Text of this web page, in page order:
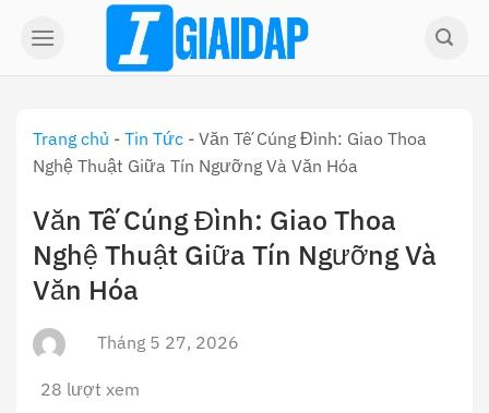
Trang chủ - Tin Tức - Văn Tế Cúng Đình: Giao Thoa
Nghệ Thuật Giữa Tín Ngưỡng Và Văn Hóa
Văn Tế Cúng Đình: Giao Thoa
Nghệ Thuật Giữa Tín Ngưỡng Và
Văn Hóa
Tháng 5 27, 2026
28 lượt xem